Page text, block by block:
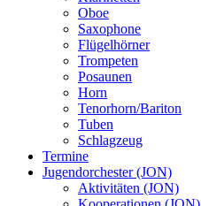
Oboe
Saxophone
Flügelhörner
Trompeten
Posaunen
Horn
Tenorhorn/Bariton
Tuben
Schlagzeug
Termine
Jugendorchester (JON)
Aktivitäten (JON)